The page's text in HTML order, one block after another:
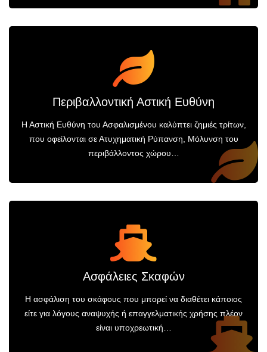
Περιβαλλοντική Αστική Ευθύνη
Η Αστική Ευθύνη του Ασφαλισμένου καλύπτει ζημιές τρίτων,
που οφείλονται σε Ατυχηματική Ρύπανση, Μόλυνση του
περιβάλλοντος χώρου…
Ασφάλειες Σκαφών
Η ασφάλιση του σκάφους που μπορεί να διαθέτει κάποιος
είτε για λόγους αναψυχής ή επαγγελματικής χρήσης πλέον
είναι υποχρεωτική…